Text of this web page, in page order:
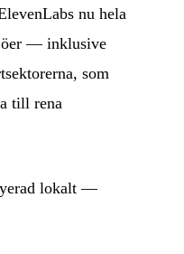
nu hela
— inklusive
som
till rena
lokalt —